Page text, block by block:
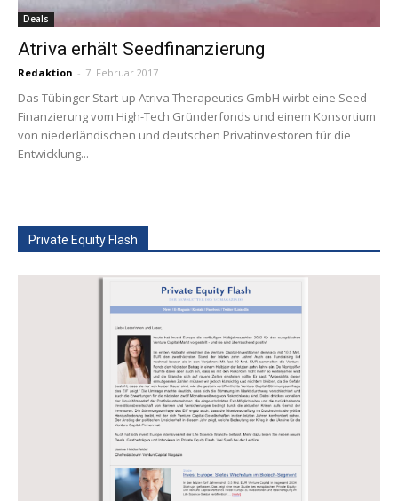
Deals
Atriva erhält Seedfinanzierung
Redaktion - 7. Februar 2017
Das Tübinger Start-up Atriva Therapeutics GmbH wirbt eine Seed
Finanzierung vom High-Tech Gründerfonds und einem Konsortium
von niederländischen und deutschen Privatinvestoren für die
Entwicklung...
Private Equity Flash